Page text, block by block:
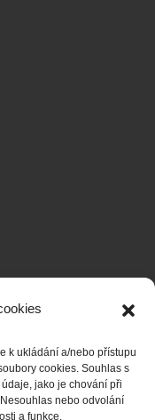
k ukládání a/nebo přístupu
cookies. Souhlas s
jako je chování při
nebo odvolání
a funkce.